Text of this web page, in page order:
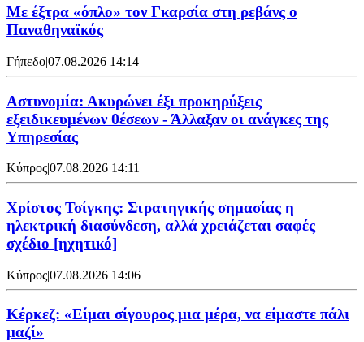
Mε έξτρα «όπλο» τον Γκαρσία στη ρεβάνς ο
Παναθηναϊκός
Γήπεδο|07.08.2026 14:14
Αστυνομία: Ακυρώνει έξι προκηρύξεις
εξειδικευμένων θέσεων - Άλλαξαν οι ανάγκες της
Υπηρεσίας
Κύπρος|07.08.2026 14:11
Χρίστος Τσίγκης: Στρατηγικής σημασίας η
ηλεκτρική διασύνδεση, αλλά χρειάζεται σαφές
σχέδιο [ηχητικό]
Κύπρος|07.08.2026 14:06
Κέρκεζ: «Είμαι σίγουρος μια μέρα, να είμαστε πάλι
μαζί»